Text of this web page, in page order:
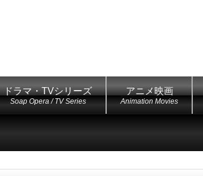
ドラマ・TVシリーズ
Soap Opera / TV Series
アニメ映画
Animation Movies